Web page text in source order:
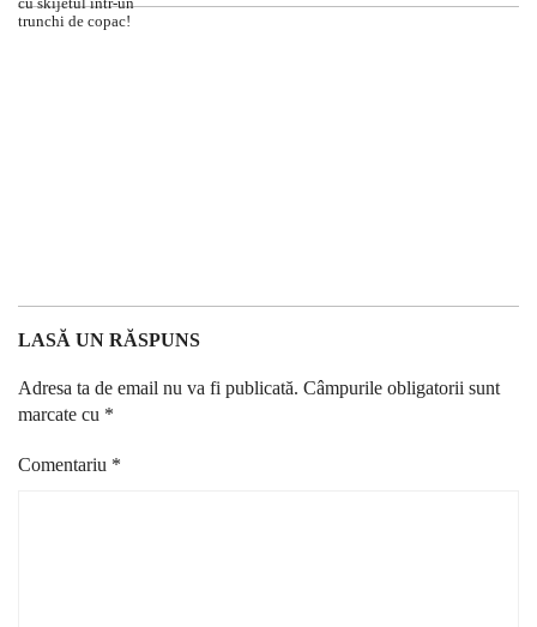
LASĂ UN RĂSPUNS
Adresa ta de email nu va fi publicată. Câmpurile obligatorii sunt
marcate cu *
Comentariu *